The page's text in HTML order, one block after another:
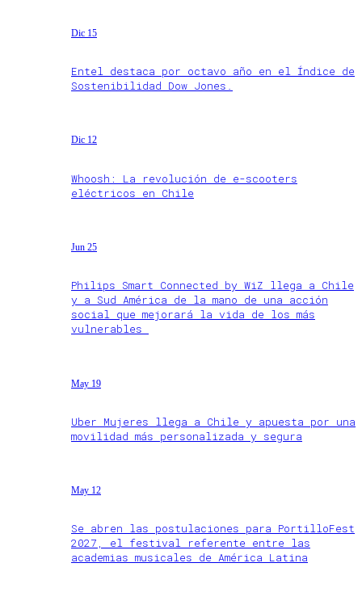
Dic 15
Entel destaca por octavo año en el Índice de
Sostenibilidad Dow Jones.
Dic 12
Whoosh: La revolución de e-scooters
eléctricos en Chile
Jun 25
Philips Smart Connected by WiZ llega a Chile
y a Sud América de la mano de una acción
social que mejorará la vida de los más
vulnerables
May 19
Uber Mujeres llega a Chile y apuesta por una
movilidad más personalizada y segura
May 12
Se abren las postulaciones para PortilloFest
2027, el festival referente entre las
academias musicales de América Latina